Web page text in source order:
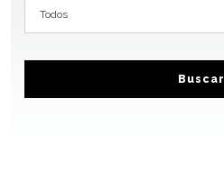
Buscar